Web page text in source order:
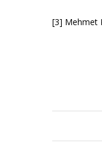
[3] Mehmet